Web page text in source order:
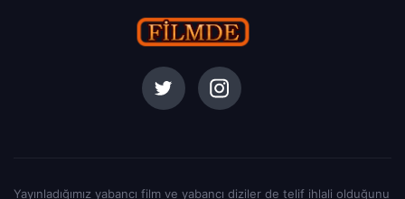
Yayınladığımız yabancı film ve yabancı diziler de telif ihlali olduğunu